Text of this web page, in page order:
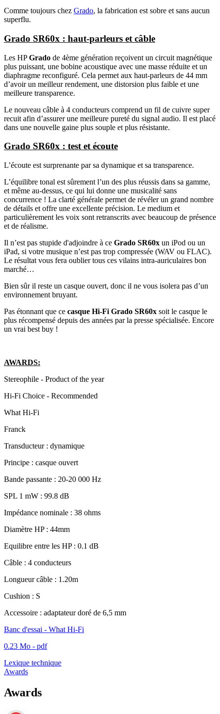
Comme toujours chez Grado, la fabrication est sobre et sans aucun
superflu.
Grado SR60x : haut-parleurs et câble
Les HPGrado de 4ème génération reçoivent un circuit magnétique
plus puissant, une bobine acoustique avec une masse réduite et un
diaphragme reconfiguré. Cela permet aux haut-parleurs de 44 mm
d’avoir un meilleur rendement, une distorsion plus faible et une
meilleure transparence.
Le nouveau câble à 4 conducteurs comprend un fil de cuivre super
recuit afin d’assurer une meilleure pureté du signal audio. Il est placé
dans une nouvelle gaine plus souple et plus résistante.
Grado SR60x : test et écoute
L’écoute est surprenante par sa dynamique et sa transparence.
L’équilibre tonal est sûrement l’un des plus réussis dans sa gamme,
et même au-dessus, ce qui lui donne une musicalité sans
concurrence ! La clarté générale permet de révéler un grand nombre
de détails et offre une excellente précision. Le medium et
particulièrement les voix sont retranscrits avec beaucoup de présence
et de réalisme.
Il n’est pas stupide d'adjoindre à ce Grado SR60x un iPod ou un
iPad, si votre musique n’est pas trop compressée (WAV ou FLAC).
Le résultat vous fera oublier tous ces vilains intra-auriculaires bon
marché…
Bien sûr il reste un casque ouvert, donc il ne vous isolera pas d’un
environnement bruyant.
Pas étonnant que ce casque Hi-Fi Grado SR60x soit le casque le
plus récompensé depuis des années par la presse spécialisée. Encore
un vrai best buy !
AWARDS:
Stereophile - Product of the year
Hi-Fi Choice - Recommended
What Hi-Fi
Franck
Transducteur : dynamique
Principe : casque ouvert
Bande passante : 20-20 000 Hz
SPL 1 mW : 99.8 dB
Impédance nominale : 38 ohms
Diamètre HP : 44mm
Equilibre entre les HP : 0.1 dB
Câble : 4 conducteurs
Longueur câble : 1.20m
Cushion : S
Accessoire : adaptateur doré de 6,5 mm
Banc d'essai - What Hi-Fi
0.23 Mo - pdf
Lexique technique
Awards
Awards